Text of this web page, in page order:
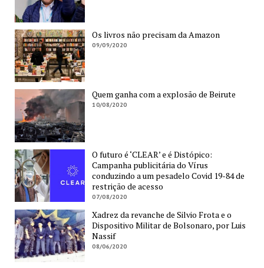
Os livros não precisam da Amazon
09/09/2020
Quem ganha com a explosão de Beirute
10/08/2020
O futuro é ‘CLEAR’ e é Distópico:
Campanha publicitária do Vírus
conduzindo a um pesadelo Covid 19-84 de
restrição de acesso
07/08/2020
Xadrez da revanche de Silvio Frota e o
Dispositivo Militar de Bolsonaro, por Luis
Nassif
08/06/2020